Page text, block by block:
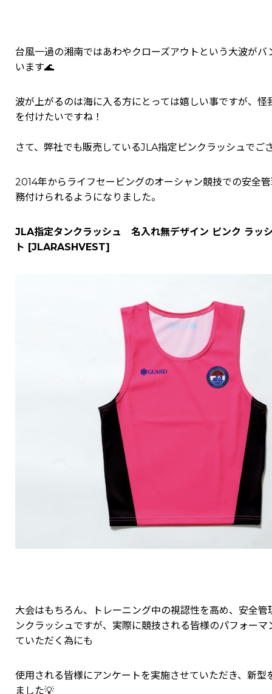
台風一過の湘南ではあわやクローズアウトという大波がバ
います🌊
波が上がるのは海に入る方にとっては嬉しい事ですが、怪
を付けたいですね！
さて、弊社でも販売しているJLA指定ピンクラッシュでご
2014年からライフセービングのオーシャン競技での安全
務付けられるようになりました。
JLA指定タンクラッシュ 名入れ無デザイン ピンク ラッ
ト [JLARASHVEST]
大会はもちろん、トレーニング中の視認性を高め、安全管
ンクラッシュですが、実際に競技される皆様のパフォー
ていただく為にも
使用される皆様にアンケートを実施させていただき、新型
ました💡